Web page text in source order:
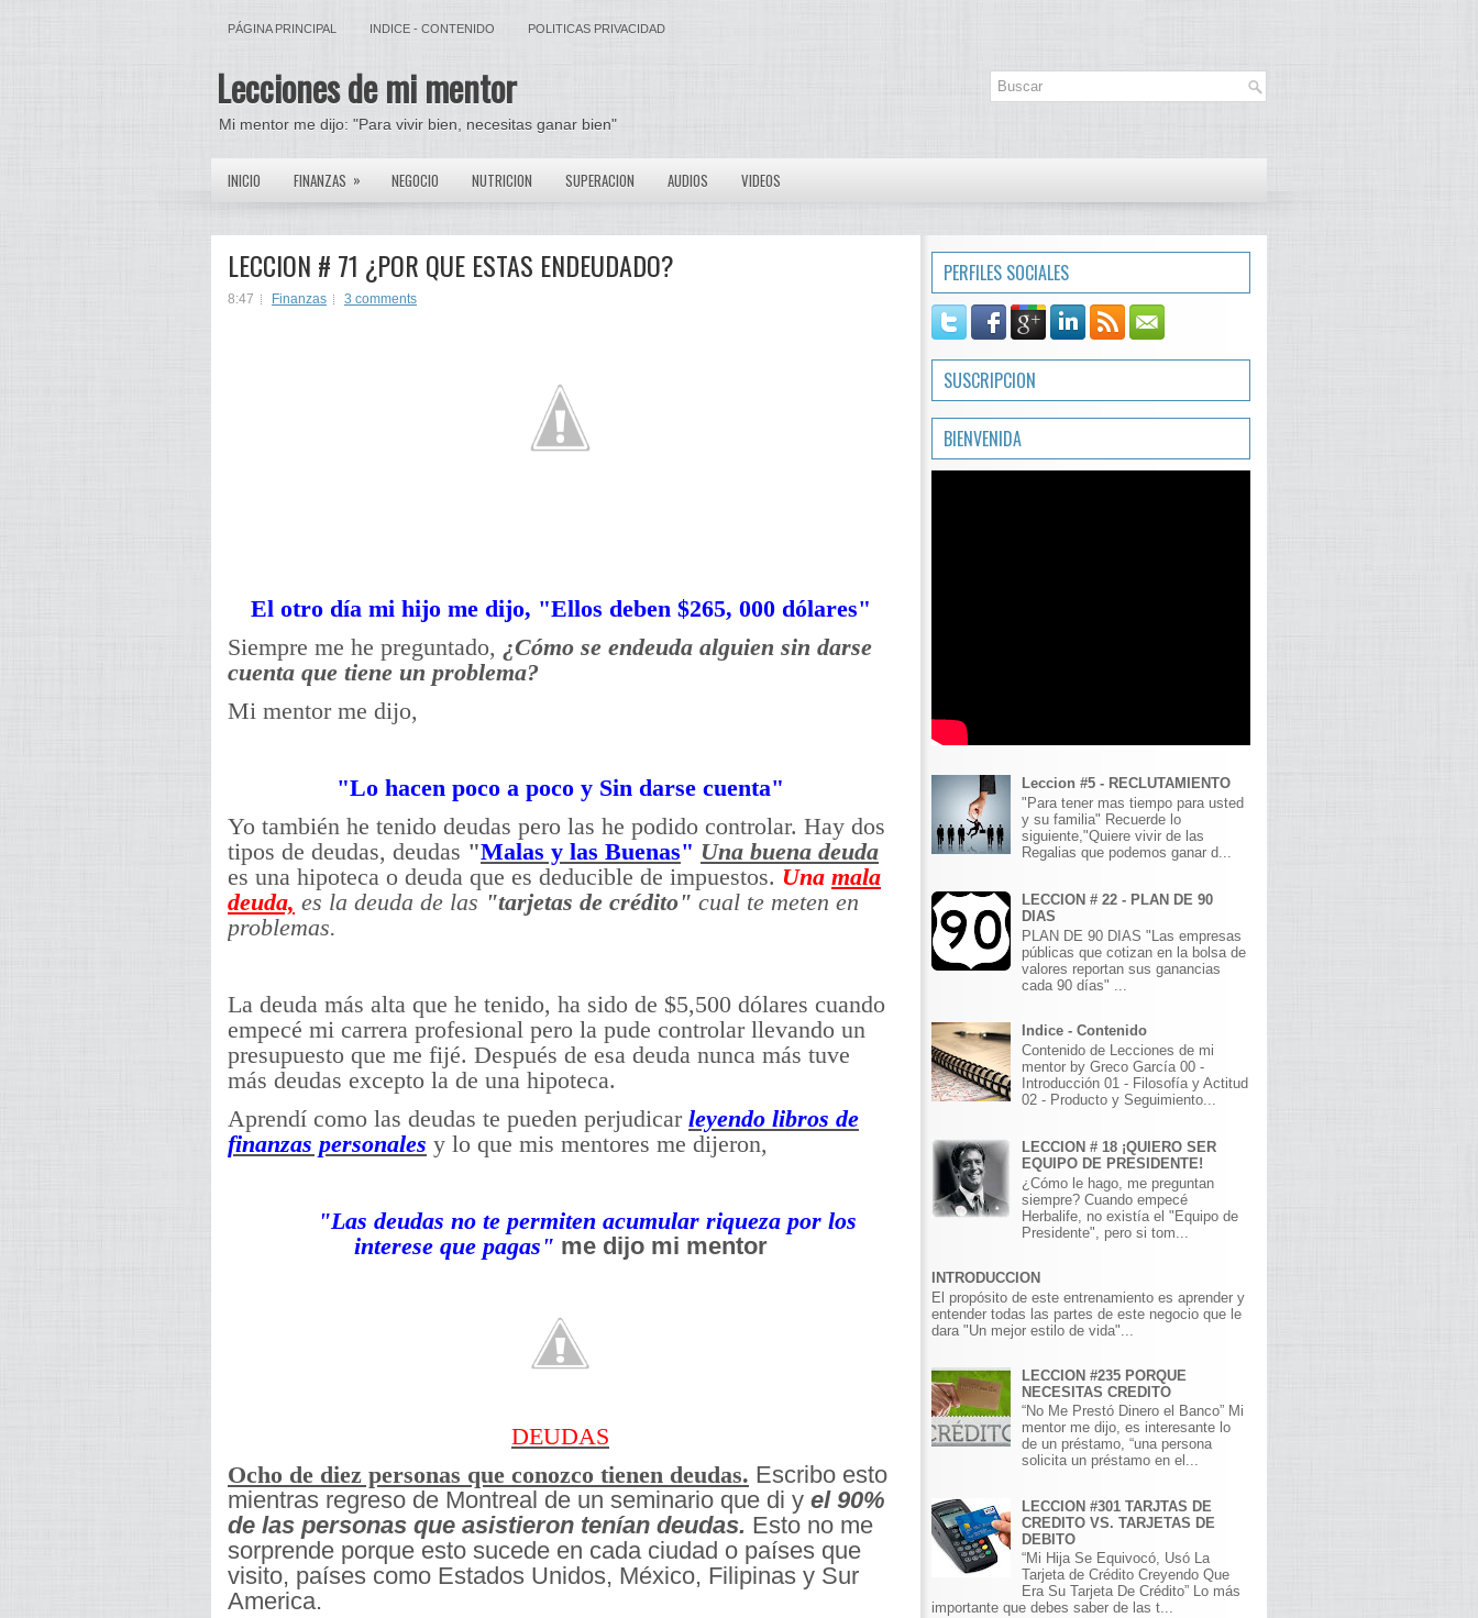
PÁGINA PRINCIPAL INDICE - CONTENIDO POLITICAS PRIVACIDAD
Lecciones de mi mentor
Mi mentor me dijo: "Para vivir bien, necesitas ganar bien"
INICIO FINANZAS » NEGOCIO NUTRICION SUPERACION AUDIOS VIDEOS
LECCION # 71 ¿POR QUE ESTAS ENDEUDADO?
8:47 Finanzas 3 comments
El otro día mi hijo me dijo, "Ellos deben $265, 000 dólares"
Siempre me he preguntado, ¿Cómo se endeuda alguien sin darse
cuenta que tiene un problema?
Mi mentor me dijo,
"Lo hacen poco a poco y Sin darse cuenta"
Yo también he tenido deudas pero las he podido controlar. Hay dos
tipos de deudas, deudas "Malas y las Buenas" Una buena deuda
es una hipoteca o deuda que es deducible de impuestos. Una mala
deuda, es la deuda de las "tarjetas de crédito" cual te meten en
problemas.
La deuda más alta que he tenido, ha sido de $5,500 dólares cuando
empecé mi carrera profesional pero la pude controlar llevando un
presupuesto que me fijé. Después de esa deuda nunca más tuve
más deudas excepto la de una hipoteca.
Aprendí como las deudas te pueden perjudicar leyendo libros de
finanzas personales y lo que mis mentores me dijeron,
"Las deudas no te permiten acumular riqueza por los
interese que pagas" me dijo mi mentor
DEUDAS
Ocho de diez personas que conozco tienen deudas. Escribo esto
mientras regreso de Montreal de un seminario que di y el 90%
de las personas que asistieron tenían deudas. Esto no me
sorprende porque esto sucede en cada ciudad o países que
visito, países como Estados Unidos, México, Filipinas y Sur
America.
PERFILES SOCIALES
SUSCRIPCION
BIENVENIDA
Leccion #5 - RECLUTAMIENTO
"Para tener mas tiempo para usted
y su familia" Recuerde lo
siguiente,"Quiere vivir de las
Regalias que podemos ganar d...
LECCION # 22 - PLAN DE 90
DIAS
PLAN DE 90 DIAS "Las empresas
públicas que cotizan en la bolsa de
valores reportan sus ganancias
cada 90 días" ...
Indice - Contenido
Contenido de Lecciones de mi
mentor by Greco García 00 -
Introducción 01 - Filosofía y Actitud
02 - Producto y Seguimiento...
LECCION # 18 ¡QUIERO SER
EQUIPO DE PRESIDENTE!
¿Cómo le hago, me preguntan
siempre? Cuando empecé
Herbalife, no existía el "Equipo de
Presidente", pero si tom...
INTRODUCCION
El propósito de este entrenamiento es aprender y
entender todas las partes de este negocio que le
dara "Un mejor estilo de vida"...
LECCION #235 PORQUE
NECESITAS CREDITO
“No Me Prestó Dinero el Banco” Mi
mentor me dijo, es interesante lo
de un préstamo, “una persona
solicita un préstamo en el...
LECCION #301 TARJTAS DE
CREDITO VS. TARJETAS DE
DEBITO
“Mi Hija Se Equivocó, Usó La
Tarjeta de Crédito Creyendo Que
Era Su Tarjeta De Crédito” Lo más
importante que debes saber de las t...